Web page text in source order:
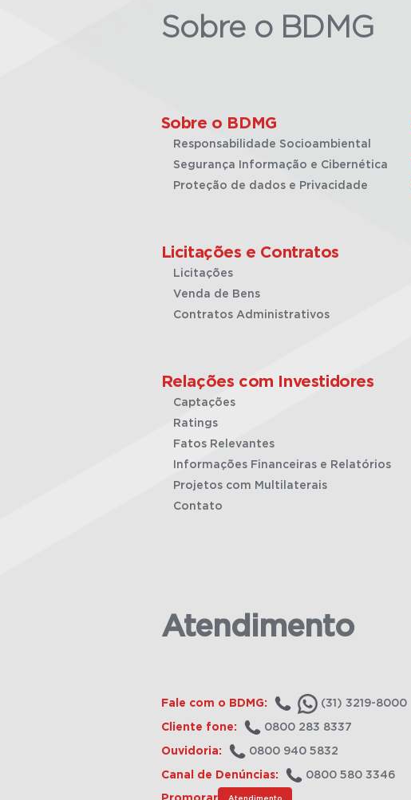
Sobre o BDMG
Sobre o BDMG
Responsabilidade Socioambiental
Segurança Informação e Cibernética
Proteção de dados e Privacidade
Licitações e Contratos
Licitações
Venda de Bens
Contratos Administrativos
Relações com Investidores
Captações
Ratings
Fatos Relevantes
Informações Financeiras e Relatórios
Projetos com Multilaterais
Contato
Atendimento
Fale com o BDMG: (31) 3219-8000
Cliente fone: 0800 283 8337
Ouvidoria: 0800 940 5832
Canal de Denúncias: 0800 580 3346
Atendimento